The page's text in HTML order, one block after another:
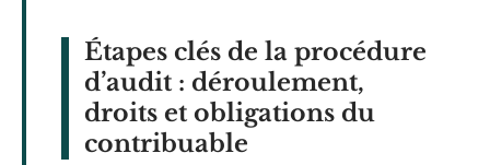
Étapes clés de la procédure
d’audit : déroulement,
droits et obligations du
contribuable